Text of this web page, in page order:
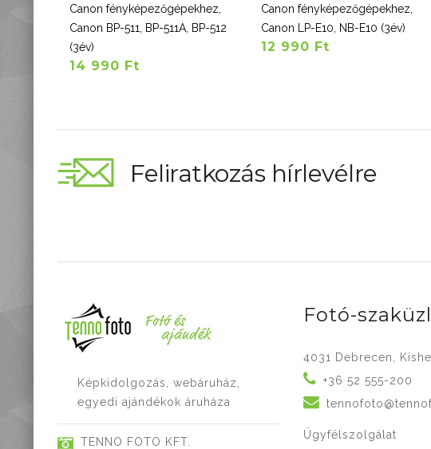
Canon fényképezőgépekhez,
Canon BP-511, BP-511A, BP-512
(3év)
14 990 Ft
Canon fényképezőgépekhez,
Canon LP-E10, NB-E10 (3év)
12 990 Ft
Feliratkozás hírlevélre
Képkidolgozás, webáruház,
egyedi ajándékok áruháza
TENNO FOTO KFT.
Fotó-
4031 Debrecen,
+36 52 555-200
Ügyfélszolgálat